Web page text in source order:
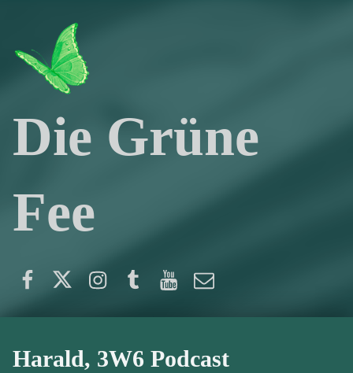
Die Grüne
Fee
Harald, 3W6 Podcast